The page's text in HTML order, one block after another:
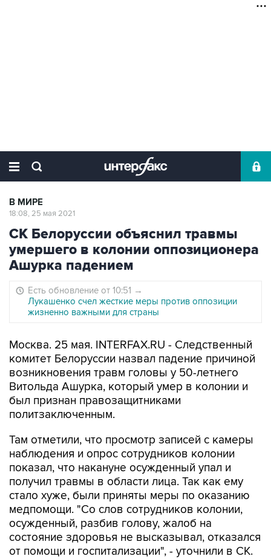
В МИРЕ
18:08, 25 мая 2021
СК Белоруссии объяснил травмы
умершего в колонии оппозиционера
Ашурка падением
Есть обновление от 10:51 →
Лукашенко счел жесткие меры против оппозиции
жизненно важными для страны
Москва. 25 мая. INTERFAX.RU - Следственный
комитет Белоруссии назвал падение причиной
возникновения травм головы у 50-летнего
Витольда Ашурка, который умер в колонии и
был признан правозащитниками
политзаключенным.
Там отметили, что просмотр записей с камеры
наблюдения и опрос сотрудников колонии
показал, что накануне осужденный упал и
получил травмы в области лица. Так как ему
стало хуже, были приняты меры по оказанию
медпомощи. "Со слов сотрудников колонии,
осужденный, разбив голову, жалоб на
состояние здоровья не высказывал, отказался
от помощи и госпитализации", - уточнили в СК.